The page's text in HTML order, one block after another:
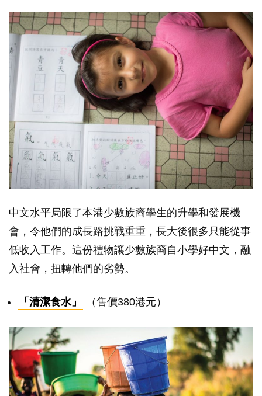
中文水平局限了本港少數族裔學生的升學和發展機
會，令他們的成長路挑戰重重，長大後很多只能從事
低收入工作。這份禮物讓少數族裔自小學好中文，融
入社會，扭轉他們的劣勢。
「清潔食水」 （售價380港元）